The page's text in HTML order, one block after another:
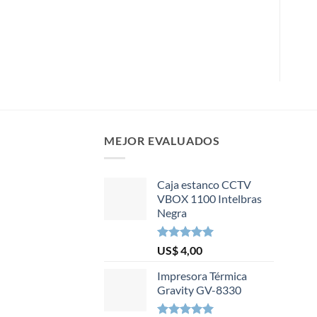
MEJOR EVALUADOS
Caja estanco CCTV
VBOX 1100 Intelbras
Negra
Valorado en
5.00
de 5
US$4,00
Impresora Térmica
Gravity GV-8330